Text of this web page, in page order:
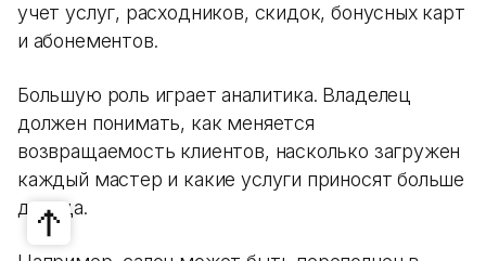
учет услуг, расходников, скидок, бонусных карт
и абонементов.
Большую роль играет аналитика. Владелец
должен понимать, как меняется
возвращаемость клиентов, насколько загружен
каждый мастер и какие услуги приносят больше
дохода.